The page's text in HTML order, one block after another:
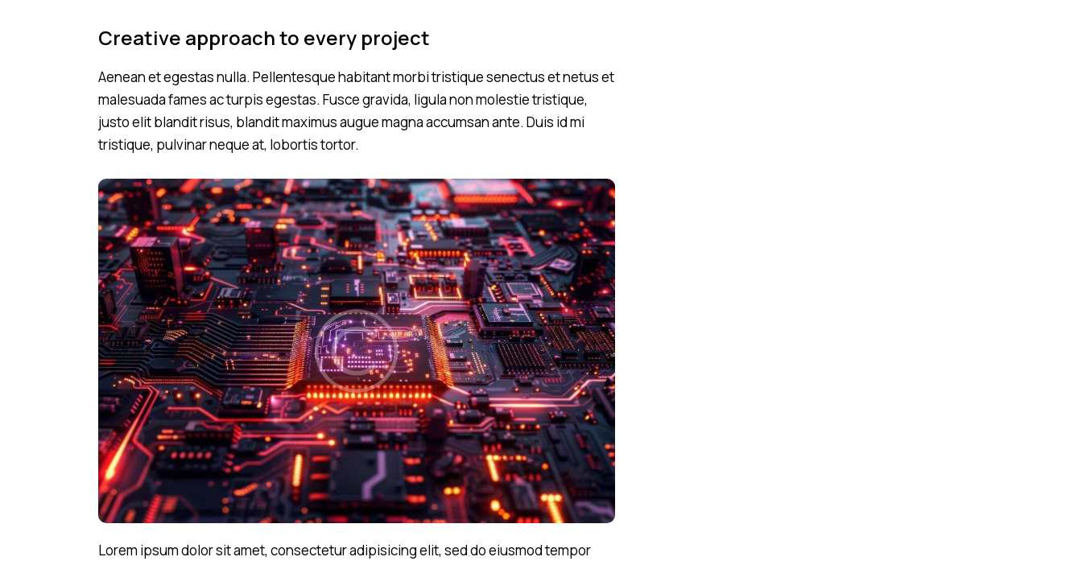
Creative approach to every project
Aenean et egestas nulla. Pellentesque habitant morbi tristique senectus et netus et
malesuada fames ac turpis egestas. Fusce gravida, ligula non molestie tristique,
justo elit blandit risus, blandit maximus augue magna accumsan ante. Duis id mi
tristique, pulvinar neque at, lobortis tortor.
Lorem ipsum dolor sit amet, consectetur adipisicing elit, sed do eiusmod tempor